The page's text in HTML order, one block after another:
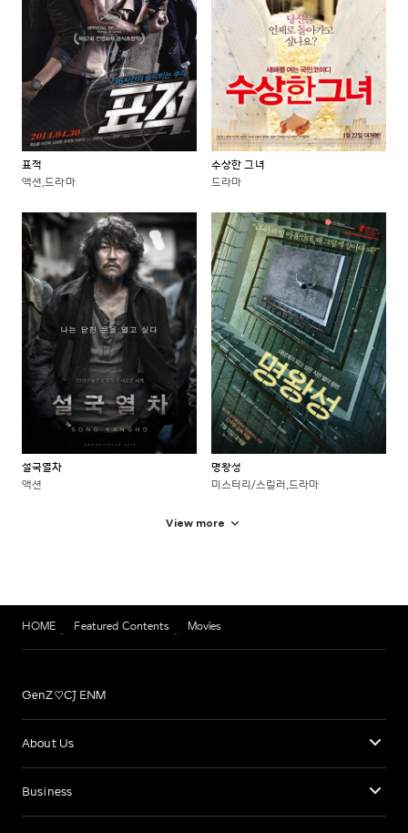
표적
액션,드라마
수상한 그녀
드라마
설국열차
액션
명왕성
미스터리/스릴러,드라마
View more
HOME Featured Contents Movies
GenZ♡CJ ENM
About Us
Business